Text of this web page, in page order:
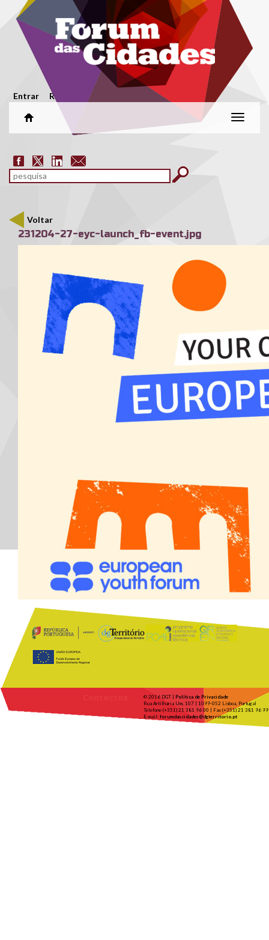
Passar para o conteúdo principal
Menu secundário
Entrar Registar
Alterar
Formulário de pesquisa
pesquisar
Voltar
231204-27-eyc-launch_fb-event.jpg
© 2016 DGT | Política de Privacidade
Rua Artilharia Um, 107 | 1099-052 Lisboa, Portugal
Telefone (+351) 21 381 96 00 | Fax (+351) 21 381 96 99
E-mail: forumdascidades@dgterritorio.pt